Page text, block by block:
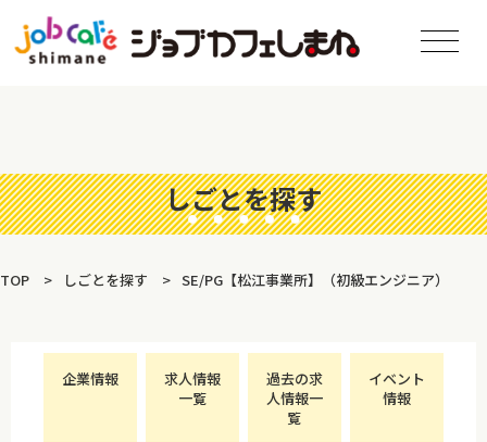
しごとを探す
TOP しごとを探す SE/PG【松江事業所】（初級エンジニア）
企業情報
求人情報
一覧
過去の求
人情報一
覧
イベント
情報